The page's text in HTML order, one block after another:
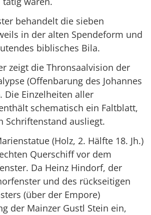
behandelt die sieben
in der alten Spendeform und
biblisches Bila.
zeigt die Thronsaalvision der
(Offenbarung des Johannes
Die Einzelheiten aller
schematisch ein Faltblatt,
Schriftenstand ausliegt.
(Holz, 2. Hälfte 18. Jh.)
Querschiff vor dem
Da Heinz Hindorf, der
und des rückseitigen
(über der Empore)
der Mainzer Gustl Stein ein,